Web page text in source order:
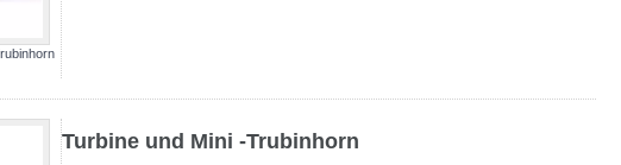
Turbine und Mini -Trubinhorn